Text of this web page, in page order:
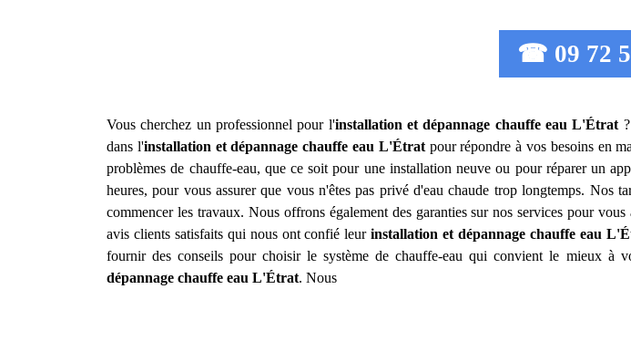
☎ 09 72
Vous cherchez un professionnel pour l'installation et dépannage chauffe eau L'Étrat
dans l'installation et dépannage chauffe eau L'Étratpour répondre à vos besoins en
problèmes de chauffe-eau, que ce soit pour une installation neuve ou pour réparer un
heures, pour vous assurer que vous n'êtes pas privé d'eau chaude trop longtemps. Nos
commencer les travaux. Nous offrons également des garanties sur nos services pour
avis clients satisfaits qui nous ont confié leurinstallation et dépannage chauffe eau
fournir des conseils pour choisir le système de chauffe-eau qui convient le mieux à
dépannage chauffe eau L'Étrat. Nous